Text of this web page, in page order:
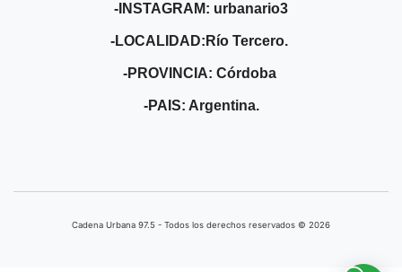
-INSTAGRAM: urbanario3
-LOCALIDAD:Río Tercero.
-PROVINCIA: Córdoba
-PAIS: Argentina.
Cadena Urbana ​97.5 - Todos los derechos reservados © 2026